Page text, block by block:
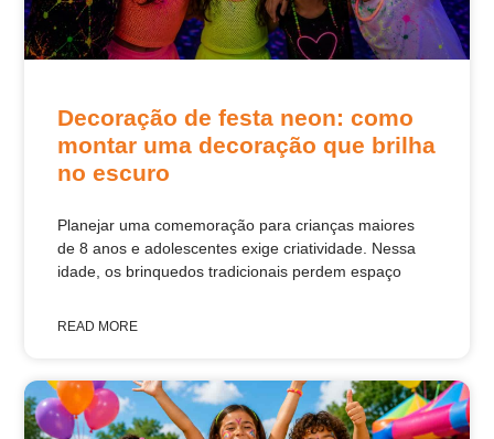
Decoração de festa neon: como
montar uma decoração que brilha
no escuro
Planejar uma comemoração para crianças maiores
de 8 anos e adolescentes exige criatividade. Nessa
idade, os brinquedos tradicionais perdem espaço
READ MORE